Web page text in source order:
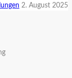
2. August 2025